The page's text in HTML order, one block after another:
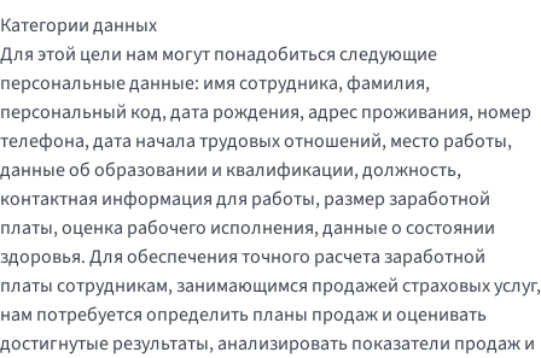
Категории данных
Для этой цели нам могут понадобиться следующие
персональные данные: имя сотрудника, фамилия,
персональный код, дата рождения, адрес проживания, номер
телефона, дата начала трудовых отношений, место работы,
данные об образовании и квалификации, должность,
контактная информация для работы, размер заработной
платы, оценка рабочего исполнения, данные о состоянии
здоровья. Для обеспечения точного расчета заработной
платы сотрудникам, занимающимся продажей страховых услуг,
нам потребуется определить планы продаж и оценивать
достигнутые результаты, анализировать показатели продаж и